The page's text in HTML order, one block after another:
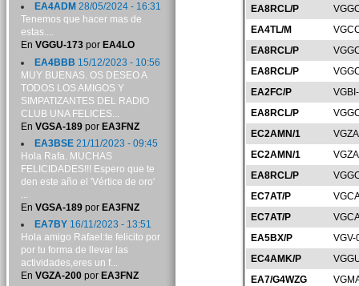
EA8RCL/P
EA4TL/M
EA8RCL/P
EA8RCL/P
EA2FC/P
EA8RCL/P
EC2AMN/1
EC2AMN/1
EA8RCL/P
EC7AT/P
EC7AT/P
EA5BX/P
VGV-
EC4AMK/P
EA7/G4WZG
EA4ADM 28/05/2024 - 16:31
Tenemos que hacer mas de
estas....
En VGGU-173por EA4LO
EA4BBB 15/12/2023 - 10:56
MUY BUENAS. OS DESEO A
TODOS LOS AMIGOS Y
SIMPATIZANTES DEL RADIO
CLUB UNA FELICES...
En VGSA-189por EA3FNZ
EA3BSE21/11/2023 - 09:45
Hola Rafa. MUCHAS
FELICIDADES!!! Espero que te
den este año el 'Vértice de oro'
...
En VGSA-189por EA3FNZ
EA7BY16/11/2023 - 13:51
Hola amigo Rafael:te felicito por
por tu forma de llevar las
actividades,eres un f...
En VGZA-200por EA3FNZ